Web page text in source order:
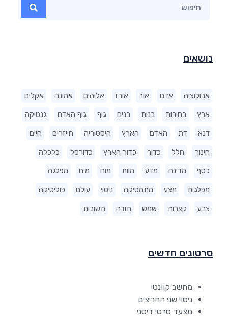
נושאים
אבולוציה אדם אור אורז אלוהים אמונה אקלים
ארץ בחירות בנות בנים גוף גוף האדם גנטיקה
דנא דת האדם הארץ היסטוריה חייזרים חיים
חינוך חלל כדור כדור הארץ כדורסל כלכלה
כסף מדינה מדע מוות מוח מים מפלגה
מפלגות מצע מתמטיקה ניסוי עולם פוליטיקה
צבע קצרות שמש תודה תשובות
סרטונים חדשים
מחשב קוונטי
ניסוי שני החריצים
מצעד סרטי דיסני